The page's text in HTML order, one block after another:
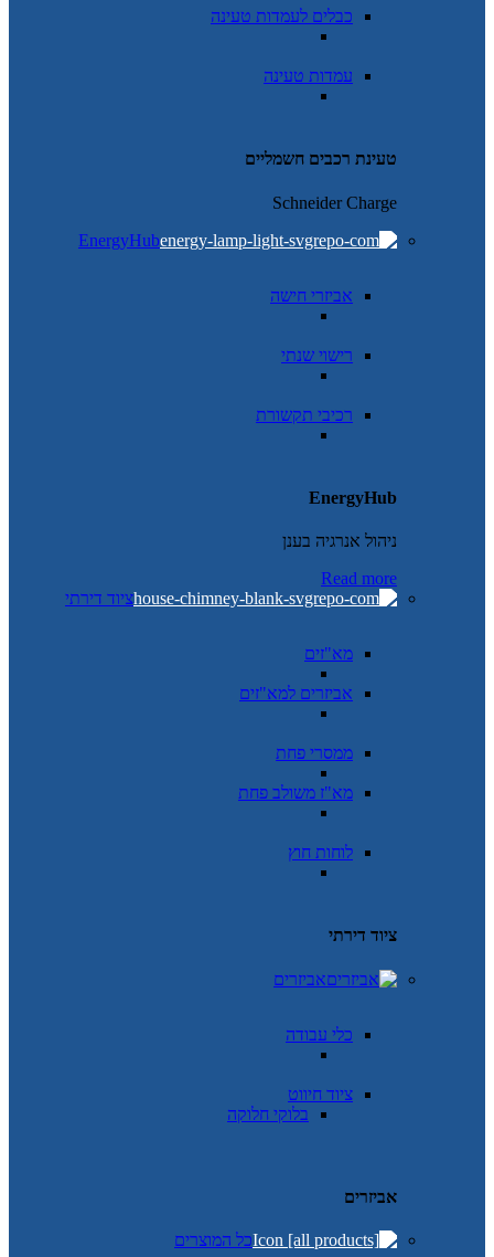
כבלים לעמדות טעינה
עמדות טעינה
טעינת רכבים חשמליים
Schneider Charge
EnergyHub
אביזרי חישה
רישוי שנתי
רכיבי תקשורת
EnergyHub
ניהול אנרגיה בענן
Read more
ציוד דירתי
מא"זים
אביזרים למא"זים
ממסרי פחת
מא"ז משולב פחת
לוחות חוץ
ציוד דירתי
אביזרים
כלי עבודה
ציוד חיווט
בלוקי חלוקה
אביזרים
כל המוצרים